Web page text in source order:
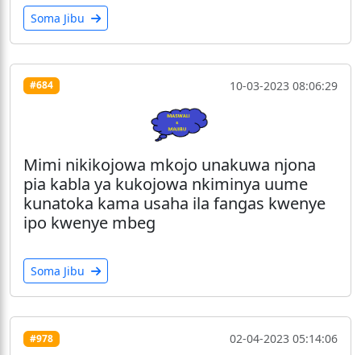
Soma Jibu
#684 10-03-2023 08:06:29
Mimi nikikojowa mkojo unakuwa njona
pia kabla ya kukojowa nkiminya uume
kunatoka kama usaha ila fangas kwenye
ipo kwenye mbeg
Soma Jibu
#978 02-04-2023 05:14:06